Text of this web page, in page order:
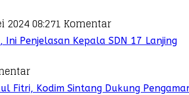
2024 08:271 Komentar
Ini Penjelasan Kepala SDN 17 Lanjing
Fitri, Kodim Sintang Dukung